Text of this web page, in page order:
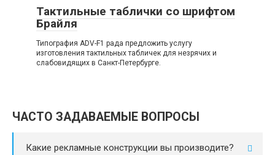
Тактильные таблички со шрифтом
Брайля
Типография ADV-F1 рада предложить услугу
изготовления тактильных табличек для незрячих и
слабовидящих в Санкт-Петербурге.
ЧАСТО ЗАДАВАЕМЫЕ ВОПРОСЫ
Какие рекламные конструкции вы производите?